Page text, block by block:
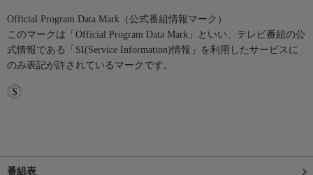
Official Program Data Mark（公式番組情報マーク）
このマークは「Official Program Data Mark」といい、テレビ番組の公
式情報である「SI(Service Information)情報」を利用したサービスに
のみ表記が許されているマークです。
番組表